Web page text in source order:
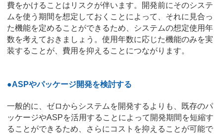
費をかけることはリスクが伴います。開発前にそのシステ
ムを使う期間を想定しておくことによって、それに見合っ
た機能を定めることができるため、システムの想定使用年
数を考えておきましょう。使用年数に応じた機能のみを実
装することが、費用を抑えることにつながります。
●ASPやパッケージ開発を検討する
一般的に、ゼロからシステムを開発するよりも、既存のパ
ッケージやASPを活用することによって開発期間を短縮す
ることができるため、さらにコストを抑えることが可能で